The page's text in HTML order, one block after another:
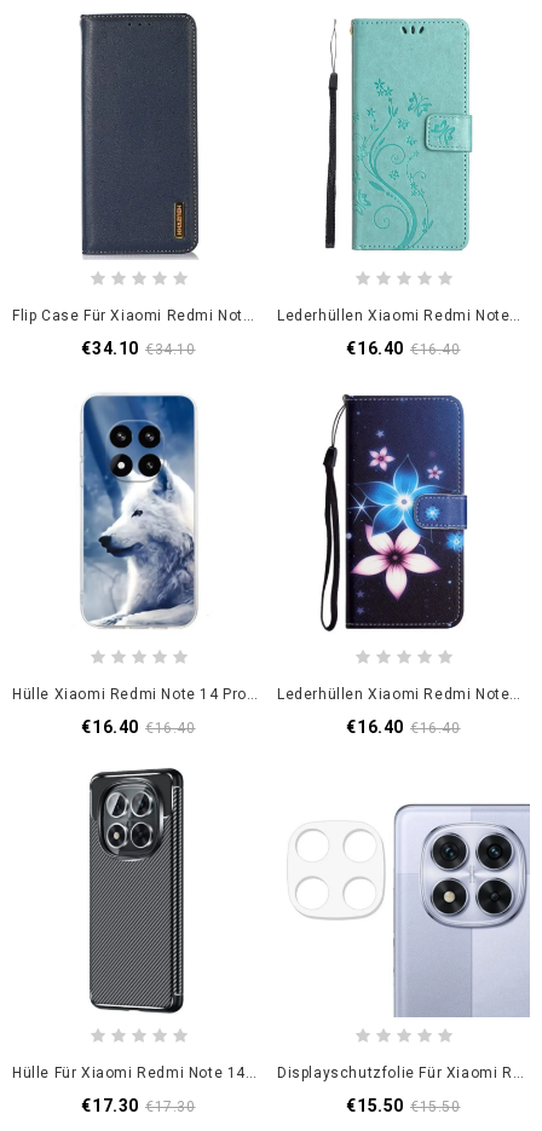
Flip Case Für Xiaomi Redmi Note 14 Pro 5g Khazneh Leder
€34.10 €34.10
Lederhüllen Xiaomi Redmi Note 14 Pro 5g Schmetterlings- Und Blumenmuster
€16.40 €16.40
Hülle Xiaomi Redmi Note 14 Pro 5g Weißer Wolf
€16.40 €16.40
Lederhüllen Xiaomi Redmi Note 14 Pro 5g Mondblumen
€16.40 €16.40
Hülle Für Xiaomi Redmi Note 14 Pro 5g Klassische Kohlefaser
€17.30 €17.30
Displayschutzfolie Für Xiaomi Redmi Note 14 Pro 5g / Poco X7
€15.50 €15.50